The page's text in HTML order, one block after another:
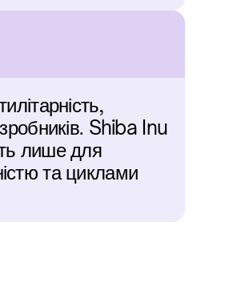
Shiba Inu
лише для
та циклами